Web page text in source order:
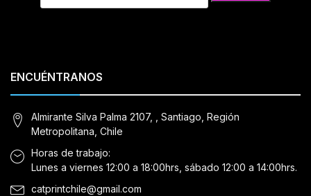
ENCUÉNTRANOS
Almirante Silva Palma 2107, , Santiago, Región
Metropolitana, Chile
Horas de trabajo:
Lunes a viernes 12:00 a 18:00hrs, sábado 12:00 a 14:00hrs.
catprintchile@gmail.com